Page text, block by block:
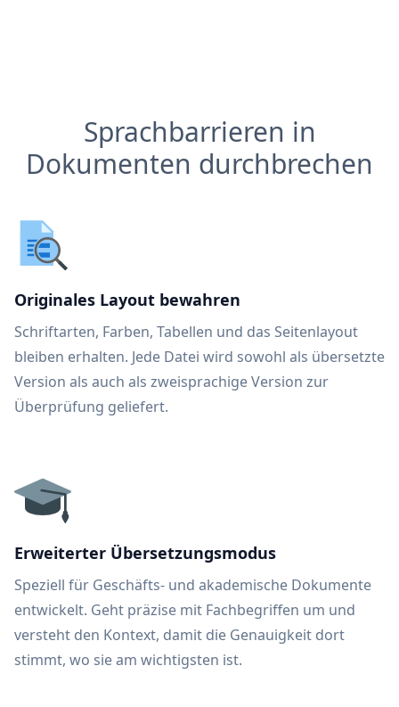
Sprachbarrieren in
Dokumenten durchbrechen
Originales Layout bewahren
Schriftarten, Farben, Tabellen und das Seitenlayout
bleiben erhalten. Jede Datei wird sowohl als übersetzte
Version als auch als zweisprachige Version zur
Überprüfung geliefert.
Erweiterter Übersetzungsmodus
Speziell für Geschäfts- und akademische Dokumente
entwickelt. Geht präzise mit Fachbegriffen um und
versteht den Kontext, damit die Genauigkeit dort
stimmt, wo sie am wichtigsten ist.